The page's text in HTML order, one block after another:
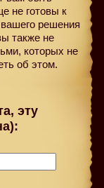
не готовы к
решения
также не
которых не
об этом.
эту